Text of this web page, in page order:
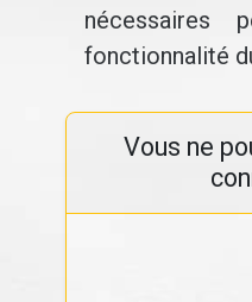
nécessaires
fonctionnalité
Vous ne